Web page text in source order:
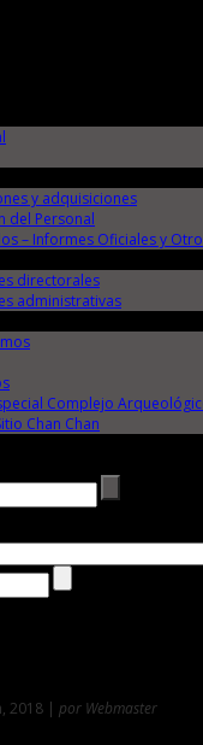
y adquisiciones
del Personal
– Informes Oficiales y
directorales
administrativas
Complejo
Chan Chan
2018 | por Webmaster